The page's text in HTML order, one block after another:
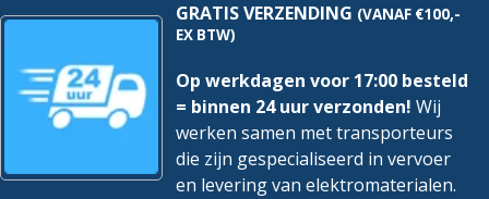
GRATIS VERZENDING (VANAF €100,-
EX BTW)
Op werkdagen voor 17:00 besteld
= binnen 24 uur verzonden! Wij
werken samen met transporteurs
die zijn gespecialiseerd in vervoer
en levering van elektromaterialen.